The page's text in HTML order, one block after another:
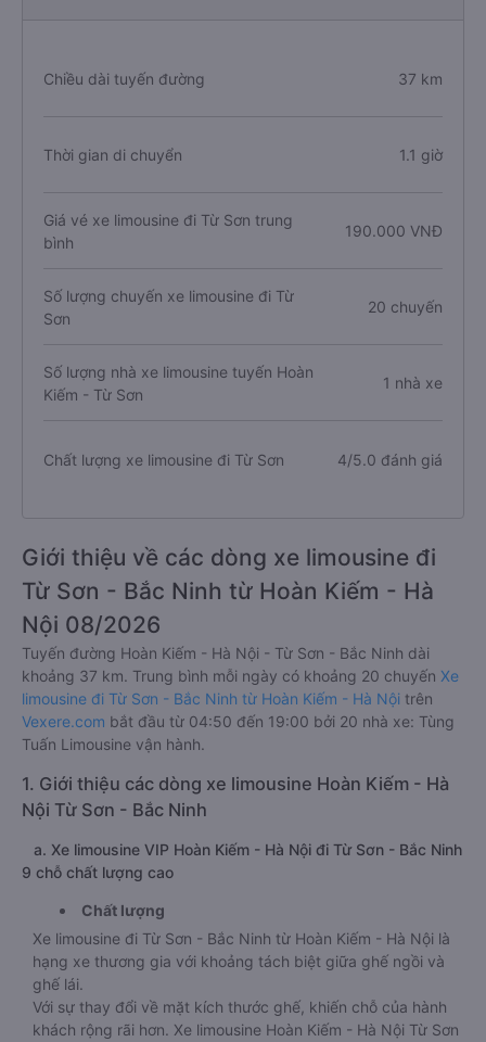
Chiều dài tuyến đường 37 km
Thời gian di chuyển 1.1 giờ
Giá vé xe limousine đi Từ Sơn trung
bình
190.000 VNĐ
Số lượng chuyến xe limousine đi Từ
Sơn
20 chuyến
Số lượng nhà xe limousine tuyến Hoàn
Kiếm - Từ Sơn
1 nhà xe
Chất lượng xe limousine đi Từ Sơn 4/5.0 đánh giá
Giới thiệu về các dòng xe limousine đi
Từ Sơn - Bắc Ninh từ Hoàn Kiếm - Hà
Nội 08/2026
Tuyến đường Hoàn Kiếm - Hà Nội - Từ Sơn - Bắc Ninh dài
khoảng 37 km. Trung bình mỗi ngày có khoảng 20 chuyến Xe
limousine đi Từ Sơn - Bắc Ninh từ Hoàn Kiếm - Hà Nội trên
Vexere.com bắt đầu từ 04:50 đến 19:00 bởi 20 nhà xe: Tùng
Tuấn Limousine vận hành.
1. Giới thiệu các dòng xe limousine Hoàn Kiếm - Hà
Nội Từ Sơn - Bắc Ninh
a. Xe limousine VIP Hoàn Kiếm - Hà Nội đi Từ Sơn - Bắc Ninh
9 chỗ chất lượng cao
Chất lượng
Xe limousine đi Từ Sơn - Bắc Ninh từ Hoàn Kiếm - Hà Nội là
hạng xe thương gia với khoảng tách biệt giữa ghế ngồi và
ghế lái.
Với sự thay đổi về mặt kích thước ghế, khiến chỗ của hành
khách rộng rãi hơn. Xe limousine Hoàn Kiếm - Hà Nội Từ Sơn